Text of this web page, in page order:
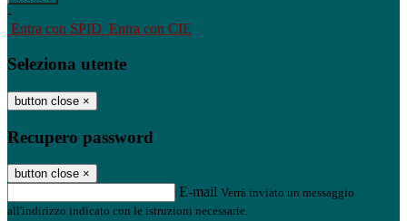
-
Entra con SPID Entra con CIE
Seleziona utente
button close ×
Recupero password
button close ×
E-mail Verrà inviato un messaggio
all'indirizzo indicato con le istruzioni necessarie.